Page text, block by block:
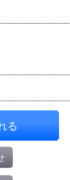
る